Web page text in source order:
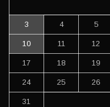
3 4 5
10 11 12
17 18 19
24 25 26
31